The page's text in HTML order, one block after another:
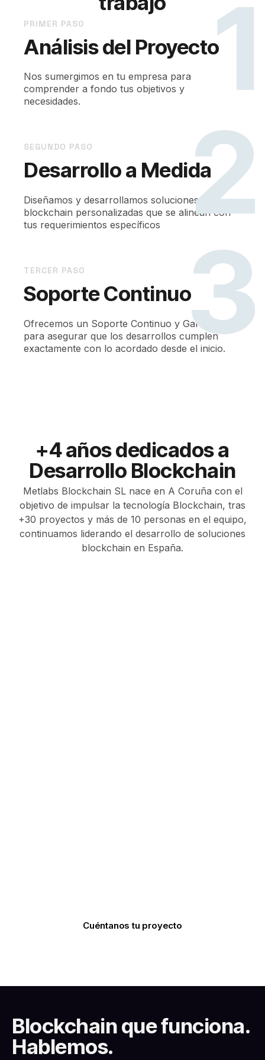
PRIMER PASO
Análisis del Proyecto
Nos sumergimos en tu empresa para
comprender a fondo tus objetivos y
necesidades.
1
SEGUNDO PASO
Desarrollo a Medida
Diseñamos y desarrollamos soluciones
blockchain personalizadas que se alinean con
tus requerimientos específicos
2
TERCER PASO
Soporte Continuo
Ofrecemos un Soporte Continuo y Garantías
para asegurar que los desarrollos cumplen
exactamente con lo acordado desde el inicio.
3
+4 años dedicados a
Desarrollo Blockchain
Metlabs Blockchain SL nace en A Coruña con el
objetivo de impulsar la tecnología Blockchain, tras
+30 proyectos y más de 10 personas en el equipo,
continuamos liderando el desarrollo de soluciones
blockchain en España.
Cuéntanos tu proyecto
Blockchain que funciona.
Hablemos.